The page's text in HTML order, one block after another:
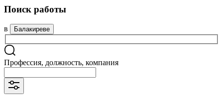
Поиск работы
в Балакиреве
Профессия, должность, компания